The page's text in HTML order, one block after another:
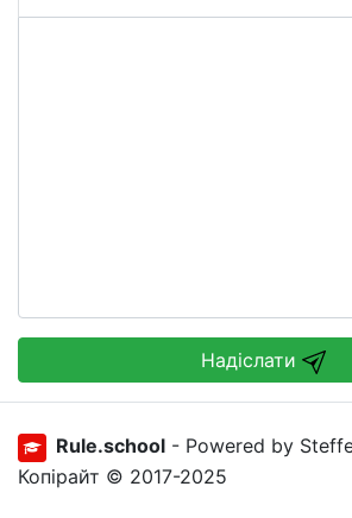
Надіслати
Rule.school - Powered by
Копірайт © 2017-2025